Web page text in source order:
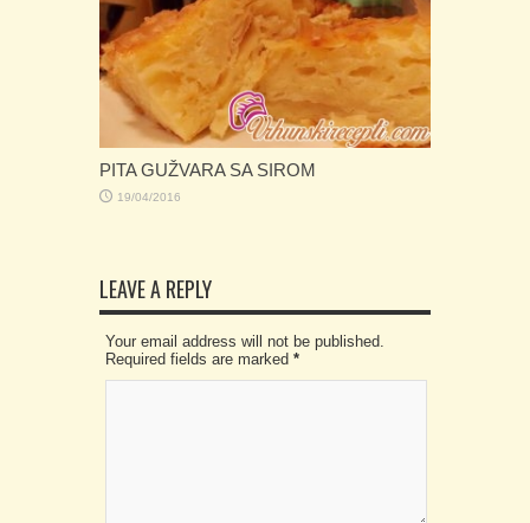
PITA GUŽVARA SA SIROM
19/04/2016
LEAVE A REPLY
Your email address will not be published.
Required fields are marked *